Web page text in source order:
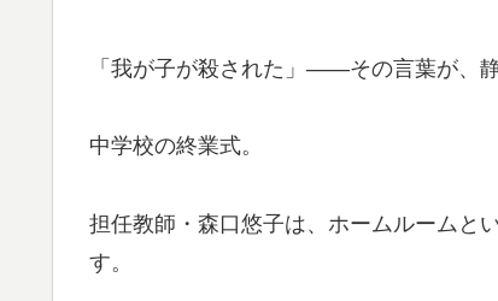
「我が子が殺された」——その言葉が、
中学校の終業式。
担任教師・森口悠子は、ホームルームと
す。